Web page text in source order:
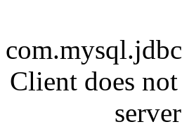
Client does